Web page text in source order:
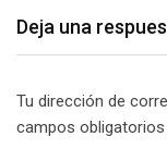
Deja una
Tu dirección de
campos